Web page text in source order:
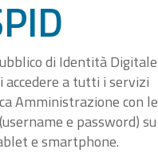
di Identità Digitale
a tutti i servizi
Amministrazione con le
e password) su
e smartphone.